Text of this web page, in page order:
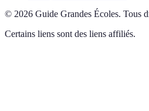
© 2026 Guide Grandes Écoles. Tous
Certains liens sont des liens affiliés.